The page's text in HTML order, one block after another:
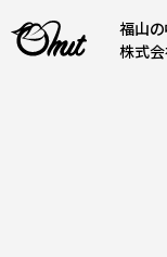
福山
株式